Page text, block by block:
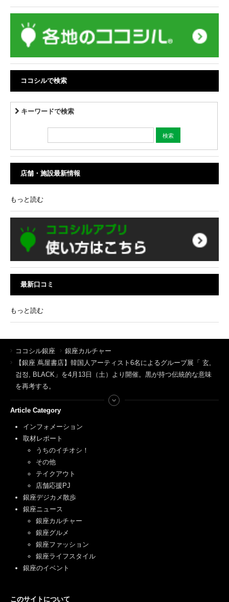
ココシルで検索
キーワードで検索
店舗・施設最新情報
もっと読む
最新口コミ
もっと読む
ココシル銀座
銀座カルチャー
【銀座 蔦屋書店】韓国人アーティスト6名によるグループ展「 玄,
검정, BLACK」を4月13日（土）より開催。黒が持つ伝統的な意味
を再考する。
Article Category
インフォメーション
取材レポート
うちのイチオシ！
その他
テイクアウト
店舗応援PJ
銀座デジカメ散歩
銀座ニュース
銀座カルチャー
銀座グルメ
銀座ファッション
銀座ライフスタイル
銀座のイベント
このサイトについて